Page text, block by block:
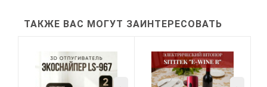
ТАКЖЕ ВАС МОГУТ ЗАИНТЕРЕСОВАТЬ